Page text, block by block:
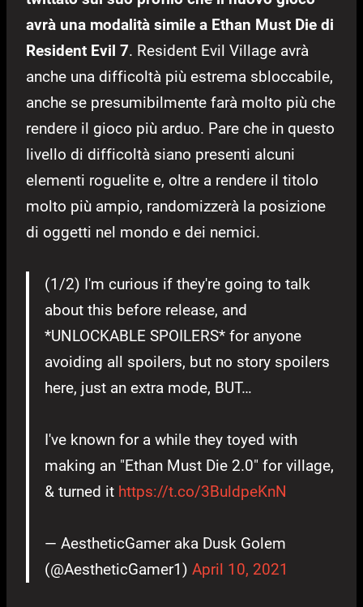
avrà una modalità simile a Ethan Must Die di
Resident Evil 7. Resident Evil Village avrà
anche una difficoltà più estrema sbloccabile,
anche se presumibilmente farà molto più che
rendere il gioco più arduo. Pare che in questo
livello di difficoltà siano presenti alcuni
elementi roguelite e, oltre a rendere il titolo
molto più ampio, randomizzerà la posizione
di oggetti nel mondo e dei nemici.
(1/2) I'm curious if they're going to talk
about this before release, and
*UNLOCKABLE SPOILERS* for anyone
avoiding all spoilers, but no story spoilers
here, just an extra mode, BUT…
I've known for a while they toyed with
making an "Ethan Must Die 2.0" for village,
& turned it https://t.co/3BuldpeKnN
— AestheticGamer aka Dusk Golem
(@AestheticGamer1) April 10, 2021